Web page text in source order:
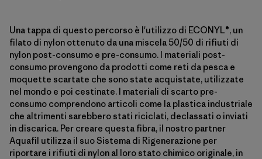
Una tappa di questo percorso è l'utilizzo di ECONYL®, un
filato di nylon ottenuto da una miscela 50/50 di rifiuti di
nylon post-consumo e pre-consumo. I materiali post-
consumo provengono da prodotti come reti da pesca e
moquette scartate che sono state acquistate, utilizzate
nel mondo e poi cestinate. I materiali di scarto pre-
consumo comprendono articoli come la plastica industriale
che altrimenti sarebbero stati riciclati, declassati o inviati
in discarica. Per creare questa fibra, il nostro partner
Aquafil utilizza il suo Sistema di Rigenerazione per
riportare i rifiuti di nylon al loro stato chimico originale, in